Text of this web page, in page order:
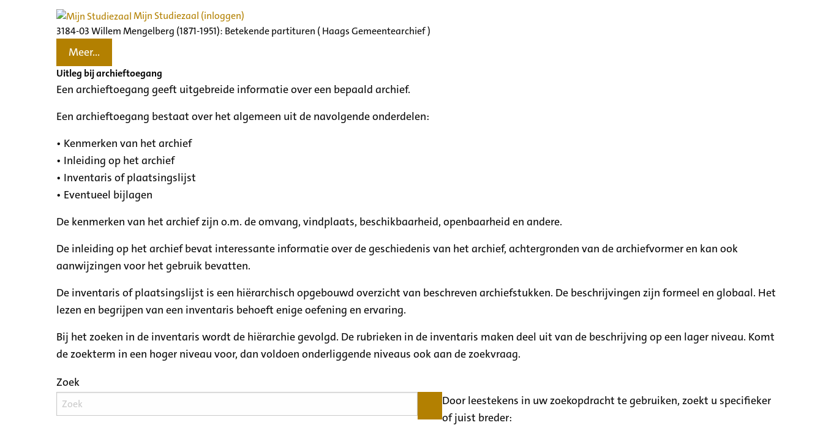
Mijn Studiezaal (inloggen)
3184-03 Willem Mengelberg (1871-1951): Betekende partituren ( Haags Gemeentearchief )
Meer...
Uitleg bij archieftoegang
Een archieftoegang geeft uitgebreide informatie over een bepaald archief.
Een archieftoegang bestaat over het algemeen uit de navolgende onderdelen:
• Kenmerken van het archief
• Inleiding op het archief
• Inventaris of plaatsingslijst
• Eventueel bijlagen
De kenmerken van het archief zijn o.m. de omvang, vindplaats, beschikbaarheid, openbaarheid en andere.
De inleiding op het archief bevat interessante informatie over de geschiedenis van het archief, achtergronden van de archiefvormer en kan ook
aanwijzingen voor het gebruik bevatten.
De inventaris of plaatsingslijst is een hiërarchisch opgebouwd overzicht van beschreven archiefstukken. De beschrijvingen zijn formeel en globaal. Het
lezen en begrijpen van een inventaris behoeft enige oefening en ervaring.
Bij het zoeken in de inventaris wordt de hiërarchie gevolgd. De rubrieken in de inventaris maken deel uit van de beschrijving op een lager niveau. Komt
de zoekterm in een hoger niveau voor, dan voldoen onderliggende niveaus ook aan de zoekvraag.
Zoek
Door leestekens in uw zoekopdracht te gebruiken, zoekt u specifieker
of juist breder: